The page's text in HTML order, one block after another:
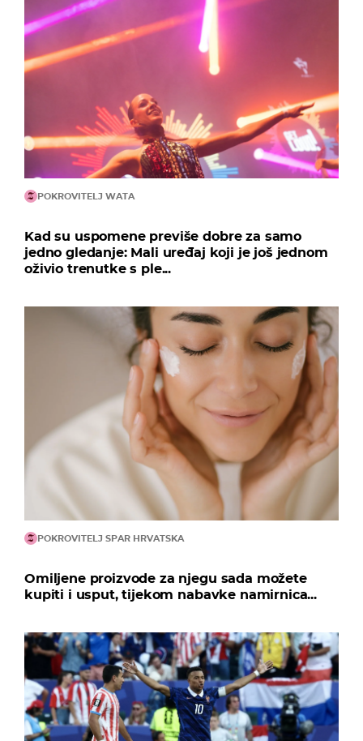
POKROVITELJ WATA
Kad su uspomene previše dobre za samo
jedno gledanje: Mali uređaj koji je još jednom
oživio trenutke s ple...
POKROVITELJ SPAR HRVATSKA
Omiljene proizvode za njegu sada možete
kupiti i usput, tijekom nabavke namirnica...